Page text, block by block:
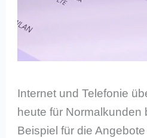
Internet und Telefonie
heute für Normalkunden
Beispiel für die